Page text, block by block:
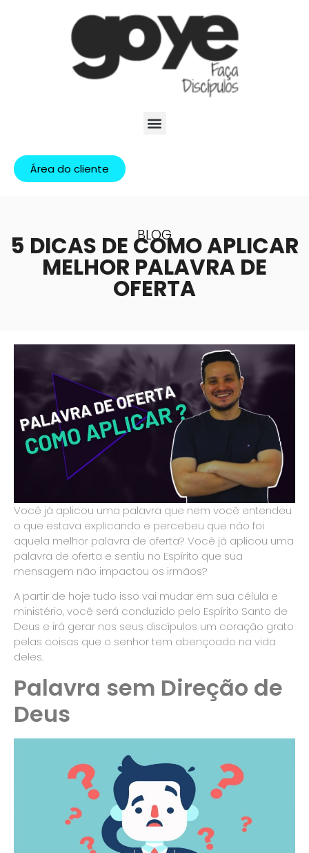
Área do cliente
BLOG
5 DICAS DE COMO APLICAR
MELHOR PALAVRA DE
OFERTA
Você já aplicou uma palavra que nem você entendeu
o que estava explicando e percebeu que não foi
aquela melhor palavra de oferta? Você já aplicou uma
palavra de oferta e sentiu no Espírito que sua
mensagem não impactou os irmãos?
A partir de hoje tudo isso vai mudar em sua célula e
ministério, você será conduzido pelo Espírito Santo de
Deus e irá gerar nos seus discípulos um coração grato
pelas coisas que o senhor tem abençoado na vida
deles.
Palavra sem Direção de
Deus